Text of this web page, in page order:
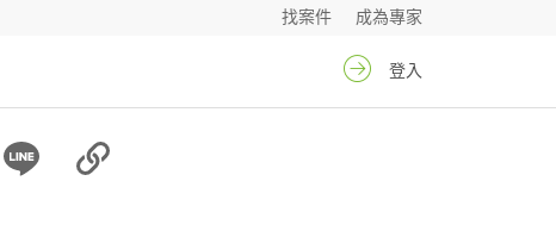
成為專家
找案件
登入